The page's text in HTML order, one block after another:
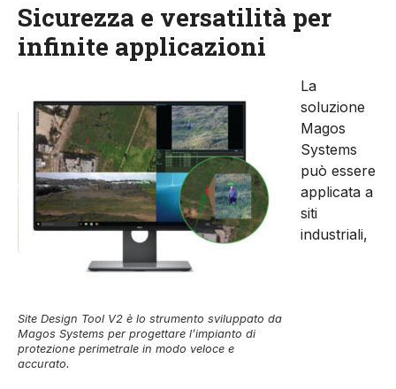
Sicurezza e versatilità per
infinite applicazioni
Site Design Tool V2 è lo strumento sviluppato da
Magos Systems per progettare l’impianto di
protezione perimetrale in modo veloce e
accurato.
La
soluzione
Magos
Systems
può essere
applicata a
siti
industriali,